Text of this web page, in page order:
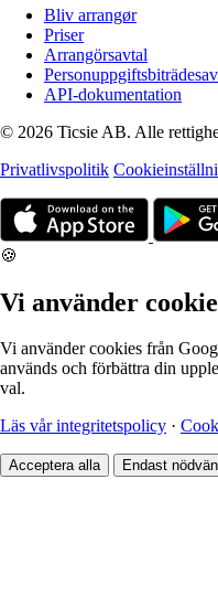
Bliv arrangør
Priser
Arrangörsavtal
API-dokumentation
© 2026 Ticsie AB. Alle
Privatlivspolitik
🍪
Vi använder
Vi använder cookies från
används och förbättra din
val.
Läs vår integritetspolicy ·
Acceptera alla Endast